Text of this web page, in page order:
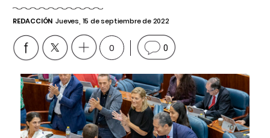
REDACCIÓN Jueves, 15 de septiembre de 2022
0 0